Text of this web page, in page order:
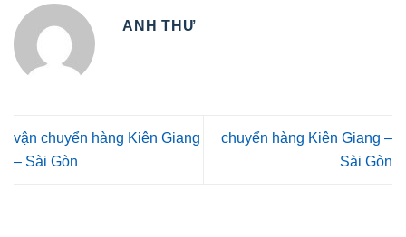
ANH THƯ
vận chuyển hàng Kiên Giang
– Sài Gòn
chuyển hàng Kiên Giang –
Sài Gòn